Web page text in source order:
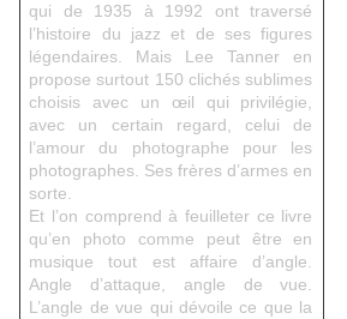
qui de 1935 à 1992 ont traversé
l’histoire du jazz et de ses figures
légendaires. Mais Lee Tanner en
propose surtout 150 clichés sublimes
choisis avec un œil qui privilégie,
avec un certain regard, celui de
l’amour du photographe pour les
photographes. Ses frères d’armes en
sorte.
Et l’on comprend à feuilleter ce livre
qu’en photo comme peut être en
musique tout est affaire d’angle.
Angle d’attaque, angle de vue.
L’angle de vue qui dévoile ce que la